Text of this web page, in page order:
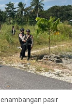
pasir